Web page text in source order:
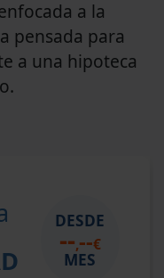
a la
pensada para
a una hipoteca
DESDE
--,--€
MES